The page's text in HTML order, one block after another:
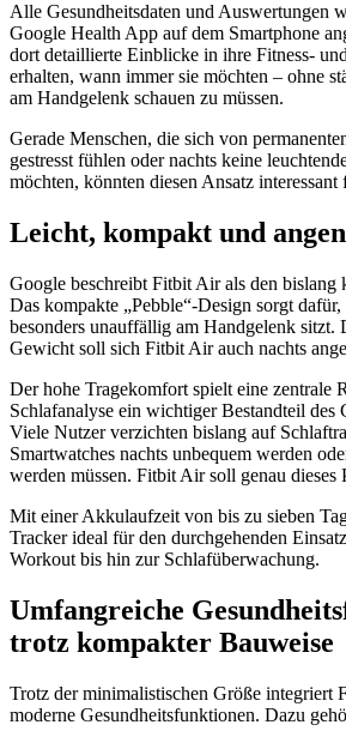
Alle Gesundheitsdaten und Auswertungen
Google Health App auf dem Smartphone
dort detaillierte Einblicke in ihre Fitness-
erhalten, wann immer sie möchten – ohne
am Handgelenk schauen zu müssen.
Gerade Menschen, die sich von
gestresst fühlen oder nachts keine
möchten, könnten diesen Ansatz interessant
Leicht, kompakt und
Google beschreibt Fitbit Air als den bislang
Das kompakte „Pebble“-Design sorgt dafür,
besonders unauffällig am Handgelenk sitzt.
Gewicht soll sich Fitbit Air auch nachts
Der hohe Tragekomfort spielt eine zentrale
Schlafanalyse ein wichtiger Bestandteil des
Viele Nutzer verzichten bislang auf
Smartwatches nachts unbequem werden
werden müssen. Fitbit Air soll genau dieses
Mit einer Akkulaufzeit von bis zu sieben
Tracker ideal für den durchgehenden
Workout bis hin zur Schlafüberwachung.
Umfangreiche
trotz kompakter Bauweise
Trotz der minimalistischen Größe integriert
moderne Gesundheitsfunktionen. Dazu